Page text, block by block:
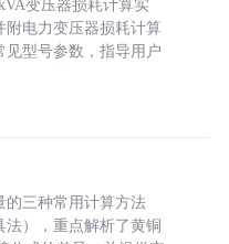
变压器损耗计算实
附电力变压器损耗计算
见型号参数，指导用户
的三种常用计算方法
法），重点解析了黄铜